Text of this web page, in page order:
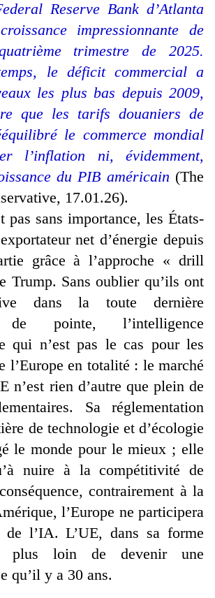
Reserve Bank d’Atlanta
impressionnante de
trimestre de 2025.
le déficit commercial a
les plus bas depuis 2009,
que les tarifs douaniers de
le commerce mondial
l’inflation ni, évidemment,
du PIB américain (The
17.01.26).
pas sans importance, les États-
net d’énergie depuis
grâce à l’approche « drill
Trump. Sans oublier qu’ils ont
dans la toute dernière
de pointe, l’intelligence
qui n’est pas le cas pour les
l’Europe en totalité : le marché
n’est rien d’autre que plein de
Sa réglementation
de technologie et d’écologie
le monde pour le mieux ; elle
nuire à la compétitivité de
contrairement à la
l’Europe ne participera
de l’IA. L’UE, dans sa forme
plus loin de devenir une
qu’il y a 30 ans.